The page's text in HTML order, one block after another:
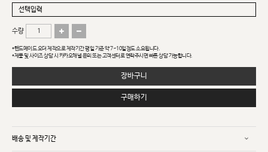
수량
*핸드메이드 오더 제작으로 제작기간 평일 기준 약 7~10일정도 소요됩니다.
*제품 및 사이즈 상담 시 카카오채널 문의 또는 고객센터로 연락주시면 빠른 상담 가능합니다.
장바구니
구매하기
배송 및 제작기간